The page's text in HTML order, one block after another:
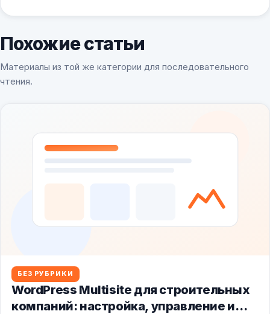
Похожие статьи
Материалы из той же категории для последовательного
чтения.
БЕЗ РУБРИКИ
WordPress Multisite для строительных
компаний: настройка, управление и